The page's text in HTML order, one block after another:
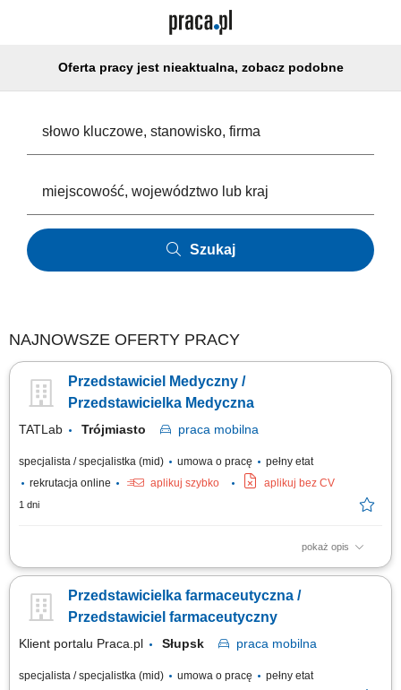
Oferta pracy jest nieaktualna, zobacz podobne
Szukaj
NAJNOWSZE OFERTY PRACY
Przedstawiciel Medyczny /
Przedstawicielka Medyczna
TATLab Trójmiasto praca mobilna
specjalista / specjalistka (mid) umowa o pracę
pełny etat
rekrutacja online
aplikuj szybko aplikuj bez CV
1 dni
pokaż opis
Na czym polega praca: Osoba na tym stanowisku wspiera istniejącą i
portfolio firmy. Twój zakres obowiązków: Aktywne pozyskiwanie nowych
klientów oraz sprzedaż systemów diagnostycznych marek Roche,
Przedstawicielka farmaceutyczna /
Przedstawiciel farmaceutyczny
Klient portalu Praca.pl Słupsk praca mobilna
specjalista / specjalistka (mid) umowa o pracę pełny etat